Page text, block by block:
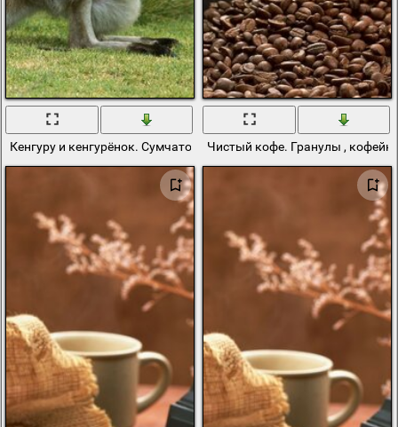
Кенгуру и кенгурёнок. Сумчатое млекопитающее
Чистый кофе. Гранулы ,